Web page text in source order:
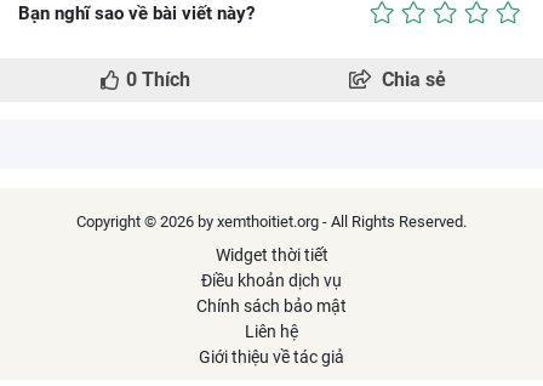
Bạn nghĩ sao về bài viết này?
0 Thích Chia sẻ
Copyright © 2026 by xemthoitiet.org - All Rights Reserved.
Widget thời tiết
Điều khoản dịch vụ
Chính sách bảo mật
Liên hệ
Giới thiệu về tác giả